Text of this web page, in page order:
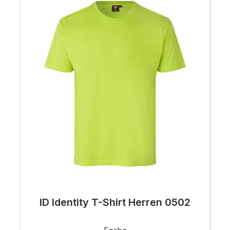
ID Identity T-Shirt Herren 0502